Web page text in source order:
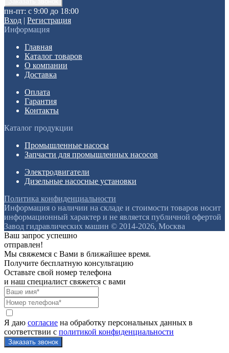
пн-пт: с 9:00 до 18:00
Вход | Регистрация
Информация
Главная
Каталог товаров
О компании
Доставка
Оплата
Гарантия
Контакты
Каталог продукции
Промышленные насосы
Запчасти для промышленных насосов
Электродвигатели
Дизельные насосные установки
Политика конфиденциальности
Информация о наличии на складе и стоимости товаров носит
информационный характер и не является публичной офертой
Завод гидравлических машин © 2014-2026, Москва
Ваш запрос успешно
отправлен!
Мы свяжемся с Вами в ближайшее время.
Получите бесплатную консультацию
Оставьте свой номер телефона
и наш специалист свяжется с вами
Я даю согласие на обработку персональных данных в
соответствии с политикой конфиденциальности